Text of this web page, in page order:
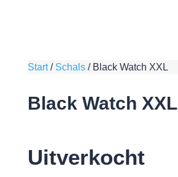
Start/ Schals/ Black Watch XXL
Black Watch XXL
Uitverkocht